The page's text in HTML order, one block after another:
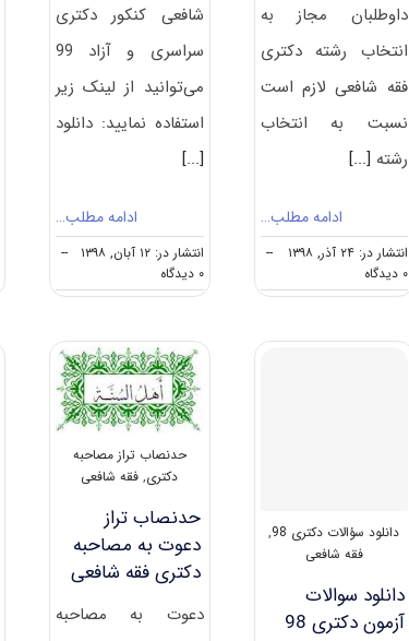
داوطلبان مجاز به
انتخاب رشته دکتری
فقه شافعی لازم است
نسبت به انتخاب
رشته [...]
ادامه مطلب…
انتشار در: ۲۴ آذر, ۱۳۹۸
--
۰ دیدگاه
نکات
شافعی کنکور دکتری
سراسری و آزاد 99
می‌توانید از لینک زیر
استفاده نمایید: دانلود
[...]
ادامه مطلب…
انتشار در: ۱۲ آبان, ۱۳۹۸
--
۰ دیدگاه
دانلود
۹۹
فقه
شافعی
کد
۲۱۳۴
دانلود سؤالات دکتری 98
,
فقه شافعی
دانلود سوالات
آزمون دکتری 98
حدنصاب تراز مصاحبه
دکتری, فقه شافعی
حدنصاب تراز
دعوت به مصاحبه
دکتری فقه شافعی
دعوت به مصاحبه